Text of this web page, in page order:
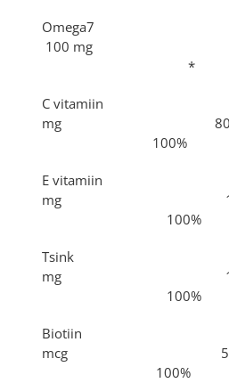
100 mg
*
C
mg
100%
E
mg
100%
mg
100%
mcg
100%